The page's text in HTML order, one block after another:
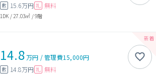
敷 15.6万円 礼 無料
1DK / 27.03㎡ /9階
14.8万円 /管理費15,000円
敷 14.8万円 礼 無料